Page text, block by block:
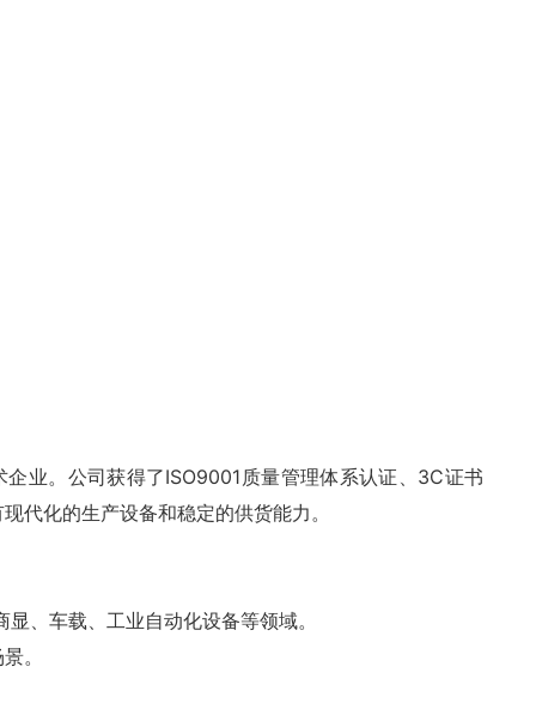
业。公司获得了ISO9001质量管理体系认证、3C证书
代化的生产设备和稳定的供货能力。
、车载、工业自动化设备等领域。
。